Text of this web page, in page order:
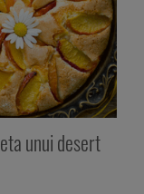
unui desert